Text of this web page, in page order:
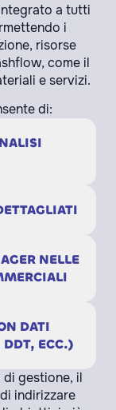
a tutti
i
risorse
come il
e servizi.
di:
NELLE
DATI
ECC.)
gestione, il
indirizzare